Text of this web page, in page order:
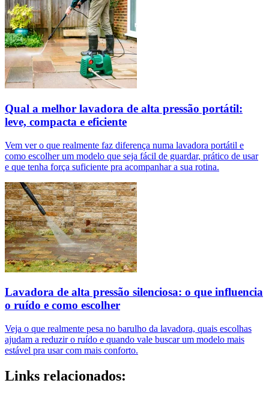
Qual a melhor lavadora de alta pressão portátil:
leve, compacta e eficiente
Vem ver o que realmente faz diferença numa lavadora portátil e
como escolher um modelo que seja fácil de guardar, prático de usar
e que tenha força suficiente pra acompanhar a sua rotina.
Lavadora de alta pressão silenciosa: o que influencia
o ruído e como escolher
Veja o que realmente pesa no barulho da lavadora, quais escolhas
ajudam a reduzir o ruído e quando vale buscar um modelo mais
estável pra usar com mais conforto.
Links relacionados: